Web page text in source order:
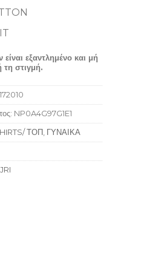
εξαντλημένο και μή
τη στιγμή.
NP0A4G97G1E1
ΤΟΠ ΓΥΝΑΙΚΑ